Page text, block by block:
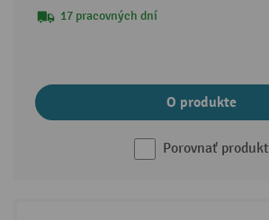
17 pracovných dní
O produkte
Porovnať produkt